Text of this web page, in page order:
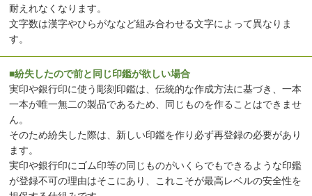
耐えれなくなります。
文字数は漢字やひらがななど組み合わせる文字によって異なりま
す。
■紛失したので前と同じ印鑑が欲しい場合
実印や銀行印に使う彫刻印鑑は、伝統的な作成方法に基づき、一本
一本が唯一無二の製品であるため、同じものを作ることはできませ
ん。
そのため紛失した際は、新しい印鑑を作り必ず再登録の必要があり
ます。
実印や銀行印にゴム印等の同じものがいくらでもできるような印鑑
が登録不可の理由はそこにあり、これこそが最高レベルの安全性を